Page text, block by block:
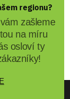
regionu?
zašleme
na míru
osloví ty